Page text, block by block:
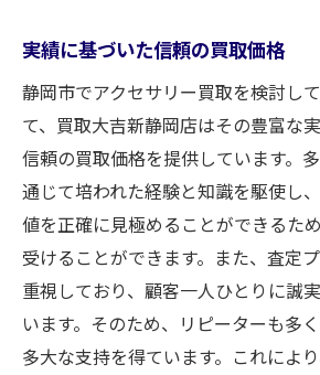
実績に基づいた信頼の買取価格
静岡市でアクセサリー買取を検討し
て、買取大吉新静岡店はその豊富な
信頼の買取価格を提供しています。
通じて培われた経験と知識を駆使し
値を正確に見極めることができるた
受けることができます。また、査定
重視しており、顧客一人ひとりに誠
います。そのため、リピーターも多
多大な支持を得ています。これによ